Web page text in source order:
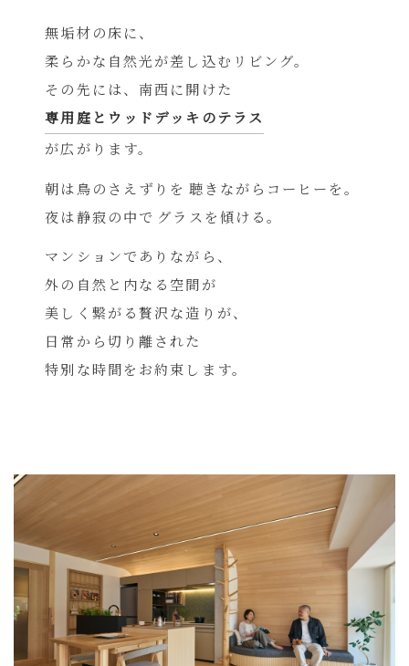
無垢材の床に、
柔らかな自然光が差し込むリビング。
その先には、南西に開けた
専用庭とウッドデッキのテラス
が広がります。
朝は鳥のさえずりを 聴きながらコーヒーを。
夜は静寂の中で グラスを傾ける。
マンションでありながら、
外の自然と内なる空間が
美しく繋がる贅沢な造りが、
日常から切り離された
特別な時間をお約束します。